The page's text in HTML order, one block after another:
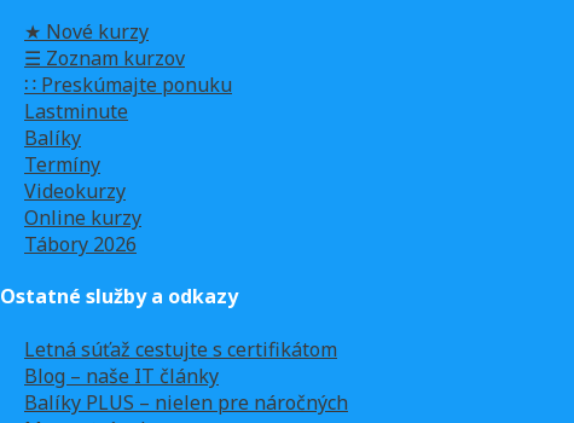
★ Nové kurzy
☰ Zoznam kurzov
∷ Preskúmajte ponuku
Lastminute
Balíky
Termíny
Videokurzy
Online kurzy
Tábory 2026
Ostatné služby a odkazy
Letná súťaž cestujte s certifikátom
Blog – naše IT články
Balíky PLUS – nielen pre náročných